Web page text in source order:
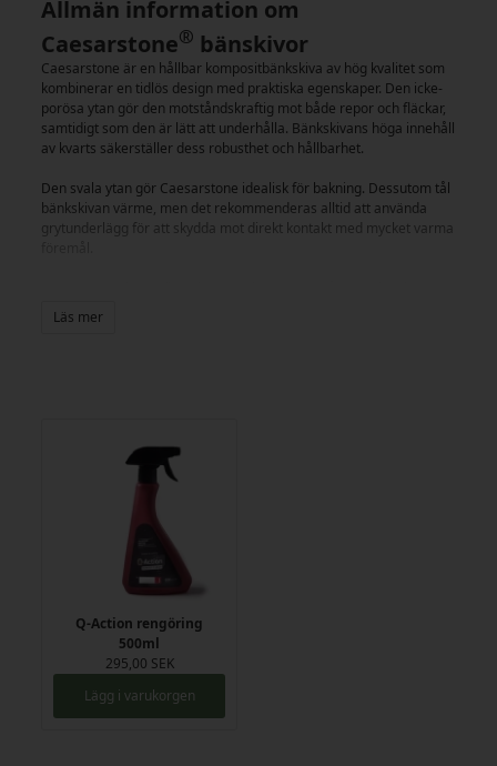
Allmän information om
Caesarstone® bänskivor
Caesarstone är en hållbar kompositbänkskiva av hög kvalitet som
kombinerar en tidlös design med praktiska egenskaper. Den icke-
porösa ytan gör den motståndskraftig mot både repor och fläckar,
samtidigt som den är lätt att underhålla. Bänkskivans höga innehåll
av kvarts säkerställer dess robusthet och hållbarhet.
Den svala ytan gör Caesarstone idealisk för bakning. Dessutom tål
bänkskivan värme, men det rekommenderas alltid att använda
grytunderlägg för att skydda mot direkt kontakt med mycket varma
lösning som passar perfekt i ditt kök eller badrum. Bänkskivan
finns i tjocklekarna 13 och 20 mm.
sluten yta som gör den motståndskraftig mot fläckar. Skivor i
Caesarstone är gjutna, men bearbetas i produktionen på samma
sätt som granit. Caesarstone är inte UV-beständigt.
Möjligheter/begränsningar
Vid beställning av bänskivor i Caesarstone ska du vara
uppmärksam på följande:
• 3010 mm är den maximala längden på Caesarstoneskivor.
Önskas en längre bänkskiva, då vill en samling vara nödvändig.
• 1400 mm är det maximala djupet på Caesarstonebänkskivor.
• Påregn minimum 150 mm från ändkant till urtag för
diskho/spishäll, mätt från skivans undersida.
• Påregn minimum 155 mm inklusive infällning från skarv till början
Läs mer
Q-Action rengöring
500ml
295,00 SEK
Lägg i varukorgen